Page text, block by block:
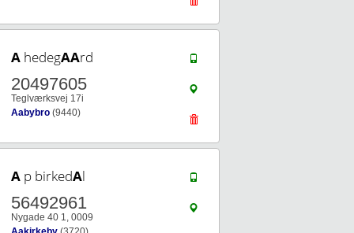
A hedegAArd
20497605
Teglværksvej 17i
Aabybro (9440)
A p birkedAl
56492961
Nygade 40 1, 0009